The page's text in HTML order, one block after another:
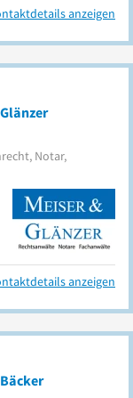
anzeigen
Notar,
anzeigen